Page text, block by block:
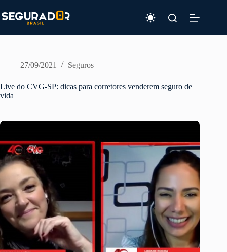
para
o
27/09/2021 Seguros
Live do CVG-SP: dicas para corretores venderem seguro de
vida